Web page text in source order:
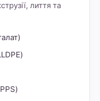
лиття та